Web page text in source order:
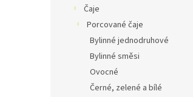
Čaje
Porcované čaje
Bylinné jednodruhové
Bylinné směsi
Ovocné
Černé, zelené a bílé